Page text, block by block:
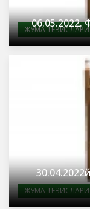
ЖУМА ТЕЗИСЛАРИ
06.05.2022.
ЖУМА ТЕЗИСЛАРИ